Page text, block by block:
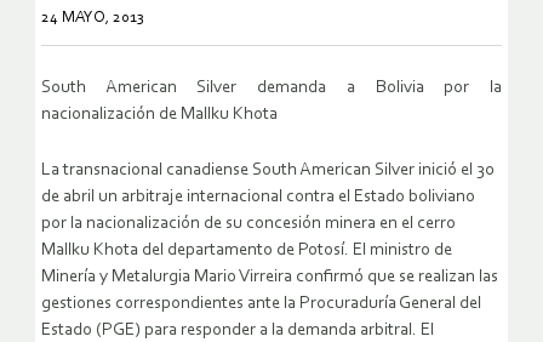
24 MAYO, 2013
South American Silver demanda a Bolivia por la
nacionalización de Mallku Khota
La transnacional canadiense South American Silver inició el 30
de abril un arbitraje internacional contra el Estado boliviano
por la nacionalización de su concesión minera en el cerro
Mallku Khota del departamento de Potosí. El ministro de
Minería y Metalurgia Mario Virreira confirmó que se realizan las
gestiones correspondientes ante la Procuraduría General del
Estado (PGE) para responder a la demanda arbitral. El